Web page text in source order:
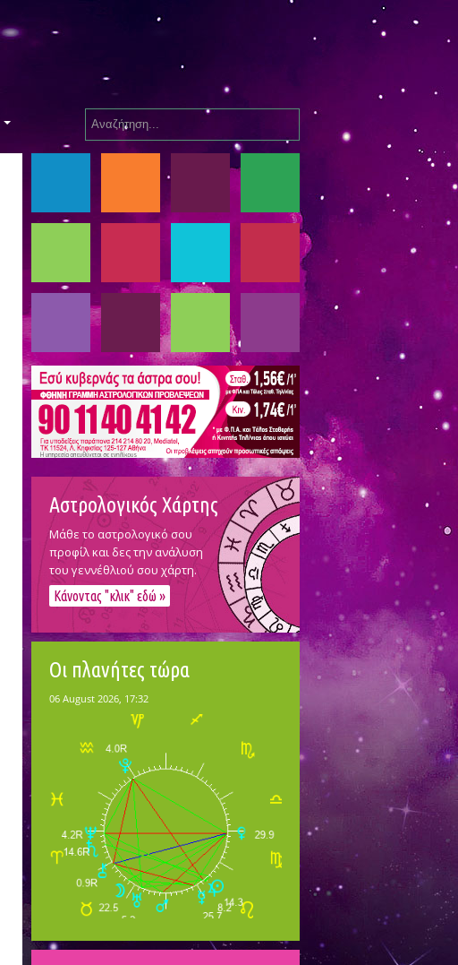
Αστρολογικός Χάρτης
Μάθε το αστρολογικό σου
προφίλ και δες την ανάλυση
του γεννέθλιού σου χάρτη.
Κάνοντας "κλικ" εδώ »
Οι πλανήτες τώρα